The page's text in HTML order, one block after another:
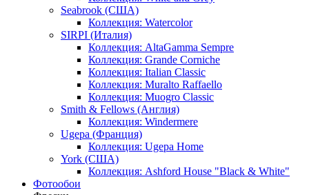
Seabrook (США)
Коллекция: Watercolor
SIRPI (Италия)
Коллекция: AltaGamma Sempre
Коллекция: Grande Corniche
Коллекция: Italian Classic
Коллекция: Muralto Raffaello
Коллекция: Muogro Сlassic
Smith & Fellows (Англия)
Коллекция: Windermere
Ugepa (Франция)
Коллекция: Ugepa Home
York (США)
Коллекция: Ashford House "Black & White"
Фотообои